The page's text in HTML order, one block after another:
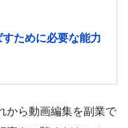
ために必要な能力
から動画編集を副業で